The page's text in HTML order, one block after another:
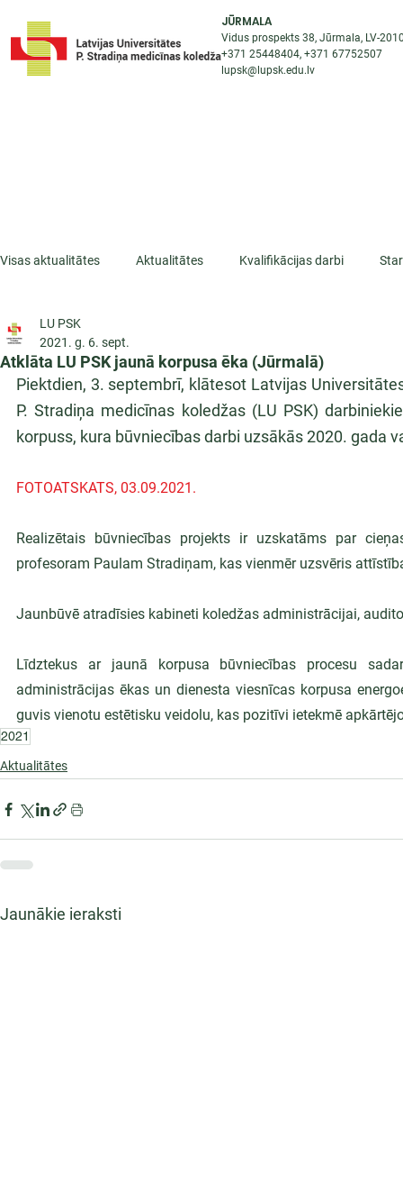
JŪRMALA
Vidus prospekts 38, Jūrmala, LV-
+371 25448404, +371 67752507
lupsk@lupsk.edu.lv
Visas aktualitātes Aktualitātes Kvalifikācijas darbi
ESF projekti
Atklāta LU PSK jaunā korpusa ēka (Jūrmalā)
LU PSK
2021. g. 6. sept.
Piektdien, 3. septembrī, klātesot Latvijas
P. Stradiņa medicīnas koledžas (LU PSK)
korpuss, kura būvniecības darbi uzsākās 2020. gada
FOTOATSKATS, 03.09.2021.
Realizētais būvniecības projekts ir uzskatāms par
profesoram Paulam Stradiņam, kas vienmēr uzsvēris
Jaunbūvē atradīsies kabineti koledžas administrācijai,
Līdztekus ar jaunā korpusa būvniecības procesu
administrācijas ēkas un dienesta viesnīcas korpusa
guvis vienotu estētisku veidolu, kas pozitīvi ietekmē
2021
Aktualitātes
Jaunākie ieraksti